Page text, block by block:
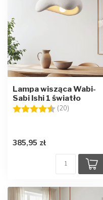
Lampa wisząca Wabi-
Sabi Ishi 1 światło
Ocena:
(20) 4.8 na 5
385,95 zł